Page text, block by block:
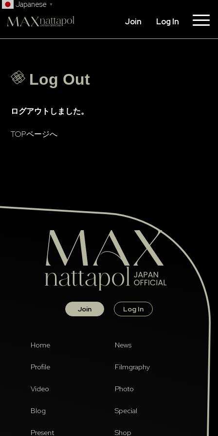
Japanese ▼
Join Log In
Log Out
ログアウトしました。
TOPページへ
Join Log In
Home News
Profile Filmgraphy
Video Photo
Blog Special
Present Shop